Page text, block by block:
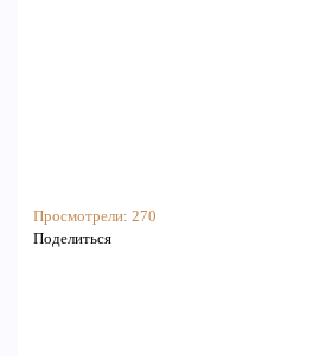
Просмотрели: 270
Поделиться